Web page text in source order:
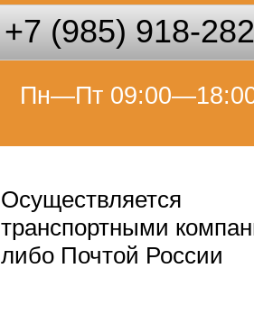
+7 (985) 918-
Пн—Пт
Осуществляется
транспортными
либо Почтой России